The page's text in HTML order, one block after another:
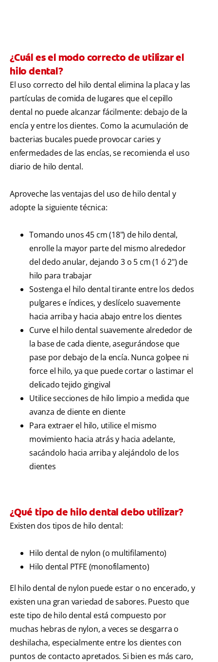
SUSCRÍBASE
¿Cuál es el modo correcto de utilizar el
hilo dental?
El uso correcto del hilo dental elimina la placa y las
partículas de comida de lugares que el cepillo
dental no puede alcanzar fácilmente: debajo de la
encía y entre los dientes. Como la acumulación de
bacterias bucales puede provocar caries y
enfermedades de las encías, se recomienda el uso
diario de hilo dental.
Aproveche las ventajas del uso de hilo dental y
adopte la siguiente técnica:
Tomando unos 45 cm (18") de hilo dental,
enrolle la mayor parte del mismo alrededor
del dedo anular, dejando 3 o 5 cm (1 ó 2") de
hilo para trabajar
Sostenga el hilo dental tirante entre los dedos
pulgares e índices, y deslícelo suavemente
hacia arriba y hacia abajo entre los dientes
Curve el hilo dental suavemente alrededor de
la base de cada diente, asegurándose que
pase por debajo de la encía. Nunca golpee ni
force el hilo, ya que puede cortar o lastimar el
delicado tejido gingival
Utilice secciones de hilo limpio a medida que
avanza de diente en diente
Para extraer el hilo, utilice el mismo
movimiento hacia atrás y hacia adelante,
sacándolo hacia arriba y alejándolo de los
dientes
¿Qué tipo de hilo dental debo utilizar?
Existen dos tipos de hilo dental:
Hilo dental de nylon (o multifilamento)
Hilo dental PTFE (monofilamento)
El hilo dental de nylon puede estar o no encerado, y
existen una gran variedad de sabores. Puesto que
este tipo de hilo dental está compuesto por
muchas hebras de nylon, a veces se desgarra o
deshilacha, especialmente entre los dientes con
puntos de contacto apretados. Si bien es más caro,